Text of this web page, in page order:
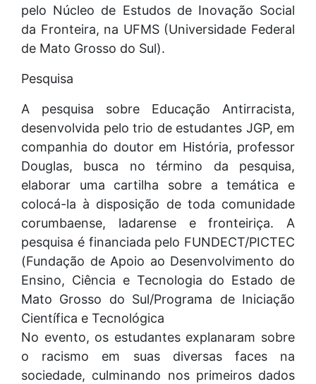
pelo Núcleo de Estudos de Inovação Social
da Fronteira, na UFMS (Universidade Federal
de Mato Grosso do Sul).
Pesquisa
A pesquisa sobre Educação Antirracista,
desenvolvida pelo trio de estudantes JGP, em
companhia do doutor em História, professor
Douglas, busca no término da pesquisa,
elaborar uma cartilha sobre a temática e
colocá-la à disposição de toda comunidade
corumbaense, ladarense e fronteiriça. A
pesquisa é financiada pelo FUNDECT/PICTEC
(Fundação de Apoio ao Desenvolvimento do
Ensino, Ciência e Tecnologia do Estado de
Mato Grosso do Sul/Programa de Iniciação
Científica e Tecnológica
No evento, os estudantes explanaram sobre
o racismo em suas diversas faces na
sociedade, culminando nos primeiros dados